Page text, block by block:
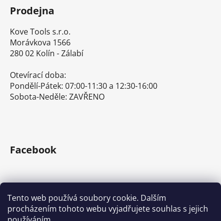
Tento web používá soubory cookie. Dalším
procházením tohoto webu vyjadřujete souhlas s jejich
Prodejna
Kove Tools s.r.o.
Morávkova 1566
280 02 Kolín - Zálabí
Otevírací doba:
Pondělí-Pátek: 07:00-11:30 a 12:30-16:00
Sobota-Neděle: ZAVŘENO
Facebook